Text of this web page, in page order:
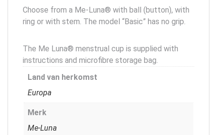
Choose from a Me-Luna® with ball (button), with
ring or with stem. The model “Basic” has no grip.
The Me Luna® menstrual cup is supplied with
instructions and microfibre storage bag.
Land van herkomst
Europa
Merk
Me-Luna